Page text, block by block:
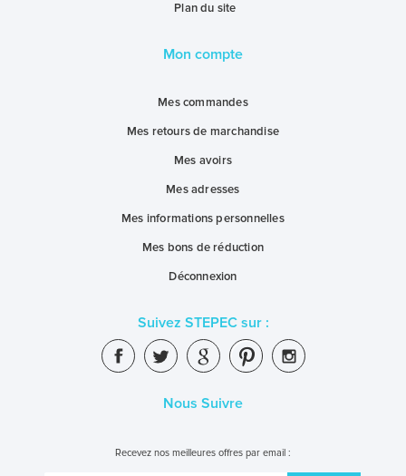
Plan du site
Mon compte
Mes commandes
Mes retours de marchandise
Mes avoirs
Mes adresses
Mes informations personnelles
Mes bons de réduction
Déconnexion
Suivez STEPEC sur :
Nous Suivre
Recevez nos meilleures offres par email :